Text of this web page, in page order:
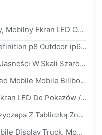
smd3535 1R1G1B Zewnętrzny, Mobilny Ekran LED Odporny Na Kurz ip65 / ip54
Przenośny Ekran LED High Definition p8 Outdoor ip65 1/4 Scan Driving Method
Wyświetlacz LED O Wysokiej Jasności W Skali Szarości Przyczepa Wyświetlacz Wideo Dostosowany Rozmiar
Trailer Vehicle LED Display, Led Mobile Mobile Billboard Low Consumption Power
p10 Truck Vehicle Ruchomy Ekran LED Do Pokazów / Reklam Long Life Span
Elastyczna Maska ​​Mobilna Przyczepa Z Tabliczką Znamionową, Ekran Samochodowy p4.81 1R1G1B
Podnoszenie Zewnetrzne Mobile Display Truck, Mobilny Wyświetlacz Wideo 6mm Pixel Pitch